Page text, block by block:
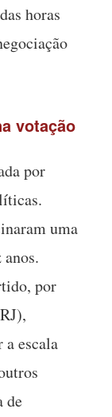
horas
votação
por
uma
por
a escala
de